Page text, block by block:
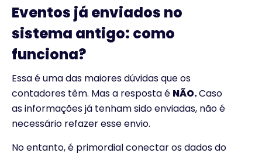
Eventos já enviados no
sistema antigo: como
funciona?
Essa é uma das maiores dúvidas que os
contadores têm. Mas a resposta é NÃO.Caso
as informações já tenham sido enviadas, não é
necessário refazer esse envio.
No entanto, é primordial conectar os dados do